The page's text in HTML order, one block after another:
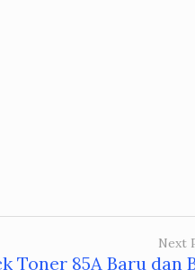
Next
Toner 85A Baru dan